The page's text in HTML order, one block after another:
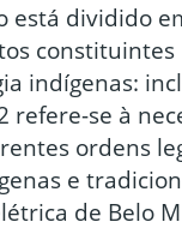
está dividido
indígenas:
refere-se à
ordens
e
de Belo